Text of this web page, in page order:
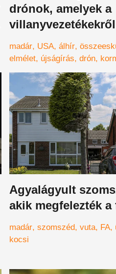
drónok, amelyek a
magukat?
madár USA álhír
elmélet újságírás drón
Agyalágyult
akik megfelezték a
madár szomszéd vuta FA
kocsi